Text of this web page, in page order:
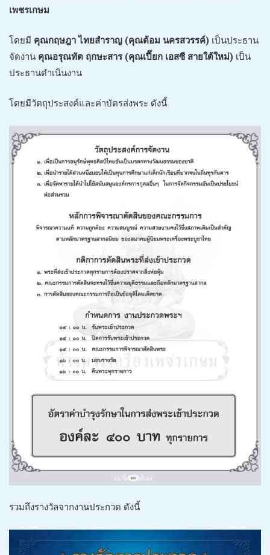
เพชรเกษม
โดยมี คุณกฤษฎา ไทยสำราญ (คุณต้อม นครสวรรค์) เป็นประธาน
จัดงาน คุณอรุณทัต ฤกษะสาร (คุณเปี๊ยก เอสซี สายใต้ใหม่) เป็น
ประธานดำเนินงาน
โดยมีวัตถุประสงค์และค่าบัตรส่งพระ ดังนี้
รวมถึงรางวัลจากงานประกวด ดังนี้